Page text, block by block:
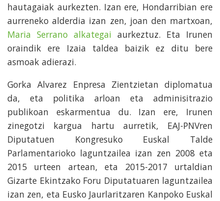
hautagaiak aurkezten. Izan ere, Hondarribian ere
aurreneko alderdia izan zen, joan den martxoan,
Maria Serrano alkategai aurkeztuz. Eta Irunen
oraindik ere Izaia taldea baizik ez ditu bere
asmoak adierazi.
Gorka Alvarez Enpresa Zientzietan diplomatua
da, eta politika arloan eta adminisitrazio
publikoan eskarmentua du. Izan ere, Irunen
zinegotzi kargua hartu aurretik, EAJ-PNVren
Diputatuen Kongresuko Euskal Talde
Parlamentarioko laguntzailea izan zen 2008 eta
2015 urteen artean, eta 2015-2017 urtaldian
Gizarte Ekintzako Foru Diputatuaren laguntzailea
izan zen, eta Eusko Jaurlaritzaren Kanpoko Euskal